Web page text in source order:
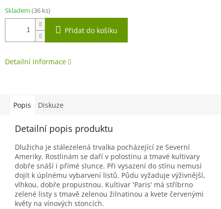
cena:
Skladem (36 ks)
Přidat do košíku
Detailní informace
Popis Diskuze
Detailní popis produktu
Dlužicha je stálezelená trvalka pocházející ze Severní
Ameriky. Rostlinám se daří v polostínu a tmavé kultivary
dobře snáší i přímé slunce. Při vysazení do stínu nemusí
dojít k úplnému vybarvení listů. Půdu vyžaduje výživnější,
vlhkou, dobře propustnou. Kultivar 'Paris' má stříbrno
zelené listy s tmavě zelenou žilnatinou a kvete červenými
květy na vínových stoncích.